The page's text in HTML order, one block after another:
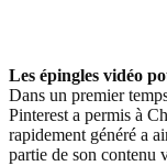
Les épingles vidéo
Dans un premier
Pinterest a permis à
rapidement généré a
partie de son contenu